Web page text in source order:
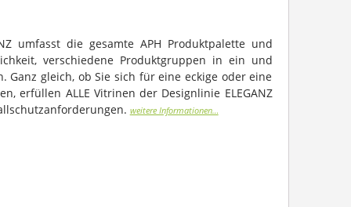
umfasst die gesamte APH Produktpalette und
verschiedene Produktgruppen in ein und
Ganz gleich, ob Sie sich für eine eckige oder eine
erfüllen ALLE Vitrinen der Designlinie ELEGANZ
weitere Informationen…